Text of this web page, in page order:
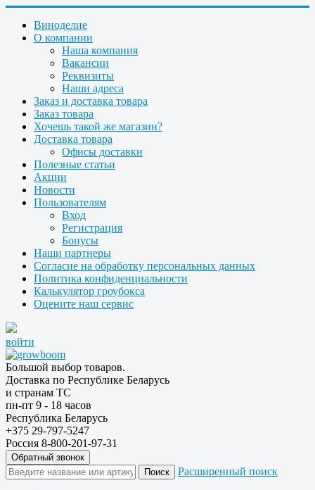
Виноделие
О компании
Наша компания
Вакансии
Реквизиты
Наши адреса
Заказ и доставка товара
Заказ товара
Хочешь такой же магазин?
Доставка товара
Офисы доставки
Полезные статьи
Акции
Новости
Пользователям
Вход
Регистрация
Бонусы
Наши партнеры
Согласие на обработку персональных данных
Политика конфиденциальности
Калькулятор гроубокса
Оцените наш сервис
войти
Большой выбор товаров.
Доставка по Республике Беларусь
и странам ТС
пн-пт 9 - 18 часов
Республика Беларусь
+375 29-797-5247
Россия 8-800-201-97-31
Обратный звонок
Расширенный поиск